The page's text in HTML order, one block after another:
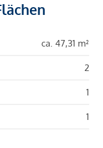
ca. 47,31 m²
2
1
1